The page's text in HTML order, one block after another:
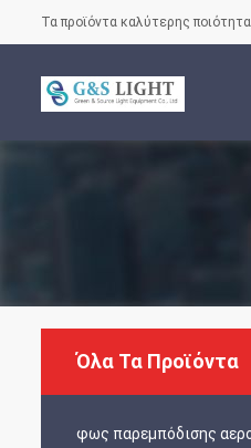
Τα προϊόντα καλύτερης
Όλα Τα Προϊόντα
φως παρεμπόδισης